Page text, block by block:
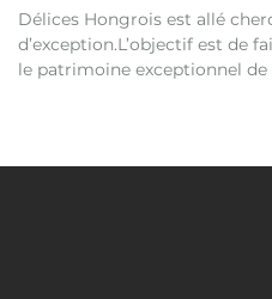
Délices Hongrois est allé
d’exception.L’objectif est de
le patrimoine exceptionnel de